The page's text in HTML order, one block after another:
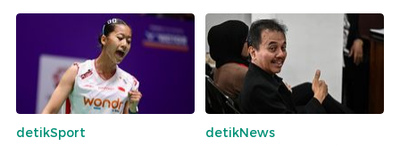
detikSport
detikNews